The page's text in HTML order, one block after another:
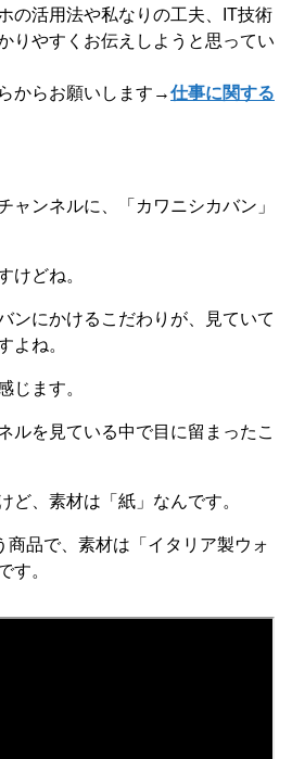
の活用法や私なりの工夫、IT技術
りやすくお伝えしようと思ってい
からお願いします→仕事に関する
ャンネルに、「カワニシカバン」
けどね。
ンにかけるこだわりが、見ていて
よね。
じます。
ルを見ている中で目に留まったこ
ど、素材は「紙」なんです。
品で、素材は「イタリア製ウォ
す。